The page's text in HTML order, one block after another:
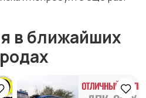
Продукты питания
в ближайших